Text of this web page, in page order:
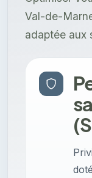
Val-de-
adaptée aux